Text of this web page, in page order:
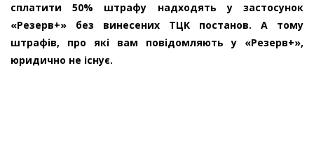
сплатити 50% штрафу надходять у застосунок
«Резерв+» без винесених ТЦК постанов. А тому
штрафів, про які вам повідомляють у «Резерв+»,
юридично не існує.